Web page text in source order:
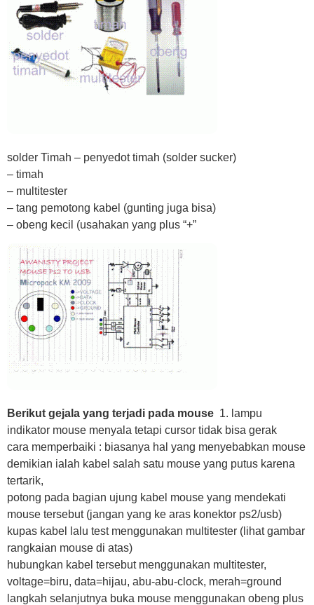
solder Timah – penyedot timah (solder sucker)
– timah
– multitester
– tang pemotong kabel (gunting juga bisa)
– obeng kecil (usahakan yang plus “+”
Berikut gejala yang terjadi pada mouse 1. lampu
indikator mouse menyala tetapi cursor tidak bisa gerak
cara memperbaiki : biasanya hal yang menyebabkan mouse
demikian ialah kabel salah satu mouse yang putus karena
tertarik,
potong pada bagian ujung kabel mouse yang mendekati
mouse tersebut (jangan yang ke aras konektor ps2/usb)
kupas kabel lalu test menggunakan multitester (lihat gambar
rangkaian mouse di atas)
hubungkan kabel tersebut menggunakan multitester,
voltage=biru, data=hijau, abu-abu-clock, merah=ground
langkah selanjutnya buka mouse menggunakan obeng plus